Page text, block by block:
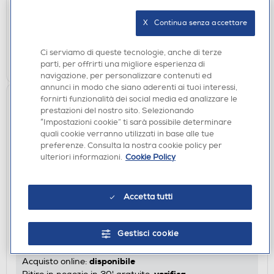
AGGIUNGI
Acquisto online: disponibile
Ci serviamo di queste tecnologie, anche di terze
parti, per offrirti una migliore esperienza di
navigazione, per personalizzare contenuti ed
annunci in modo che siano aderenti ai tuoi interessi,
fornirti funzionalità dei social media ed analizzare le
prestazioni del nostro sito. Selezionando
“Impostazioni cookie” ti sarà possibile determinare
quali cookie verranno utilizzati in base alle tue
preferenze. Consulta la nostra cookie policy per
ulteriori informazioni. Cookie Policy
Accetta tutti
Gestisci cookie
X   Continua senza accettare